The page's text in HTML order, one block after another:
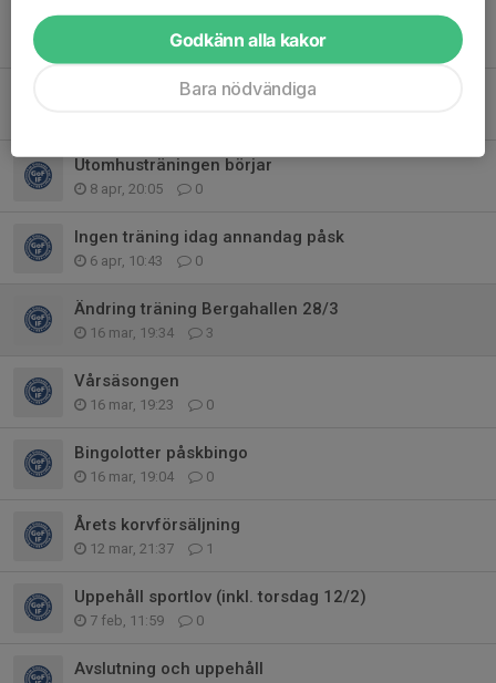
Fult språk
18 maj, 20:18 6
Ingen träning 30/4 och 4/5
Utomhusträningen börjar
8 apr, 20:05 0
Ingen träning idag annandag påsk
6 apr, 10:43 0
Ändring träning Bergahallen 28/3
16 mar, 19:34 3
Vårsäsongen
16 mar, 19:23 0
Bingolotter påskbingo
16 mar, 19:04 0
Årets korvförsäljning
12 mar, 21:37 1
Uppehåll sportlov (inkl. torsdag 12/2)
7 feb, 11:59 0
Avslutning och uppehåll
Godkänn alla kakor
Bara nödvändiga